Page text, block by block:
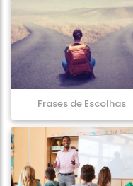
Frases de Escolhas